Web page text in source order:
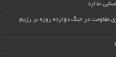
ندارد
مقاومت در جنگ دوازده روزه بر رژیم